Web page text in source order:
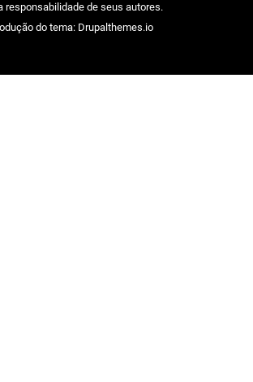
responsabilidade de seus autores.
do tema: Drupalthemes.io